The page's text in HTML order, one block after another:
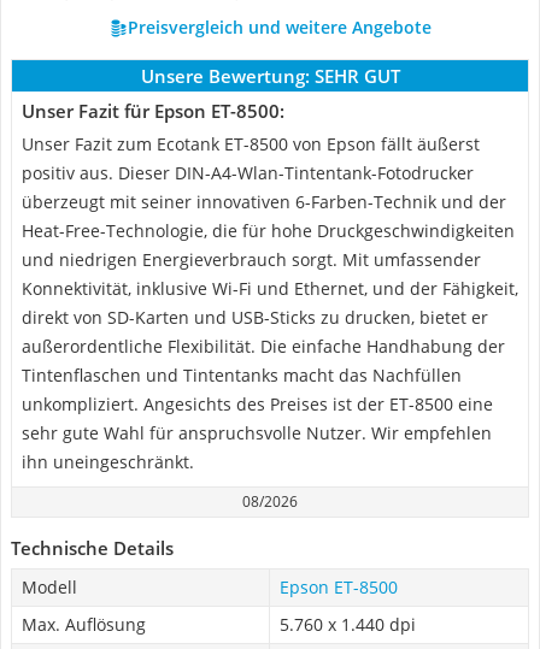
Preisvergleich und weitere Angebote
Unsere Bewertung: SEHR GUT
Unser Fazit für Epson ET-8500:
Unser Fazit zum Ecotank ET-8500 von Epson fällt äußerst
positiv aus. Dieser DIN-A4-Wlan-Tintentank-Fotodrucker
überzeugt mit seiner innovativen 6-Farben-Technik und der
Heat-Free-Technologie, die für hohe Druckgeschwindigkeiten
und niedrigen Energieverbrauch sorgt. Mit umfassender
Konnektivität, inklusive Wi-Fi und Ethernet, und der Fähigkeit,
direkt von SD-Karten und USB-Sticks zu drucken, bietet er
außerordentliche Flexibilität. Die einfache Handhabung der
Tintenflaschen und Tintentanks macht das Nachfüllen
unkompliziert. Angesichts des Preises ist der ET-8500 eine
sehr gute Wahl für anspruchsvolle Nutzer. Wir empfehlen
ihn uneingeschränkt.
08/2026
Technische Details
Modell
Epson ET-8500
Max. Auflösung
5.760 x 1.440 dpi